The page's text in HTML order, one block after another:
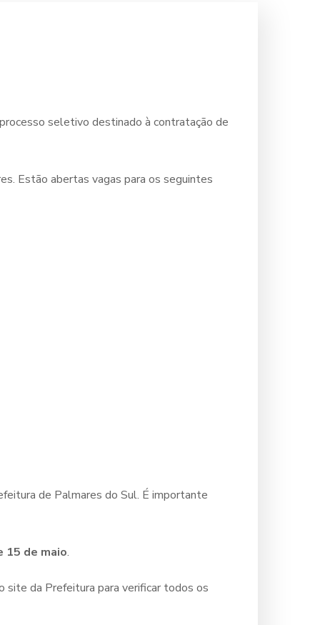
seletivo destinado à contratação de
Estão abertas vagas para os seguintes
de Palmares do Sul. É importante
15 de maio.
site da Prefeitura para verificar todos os